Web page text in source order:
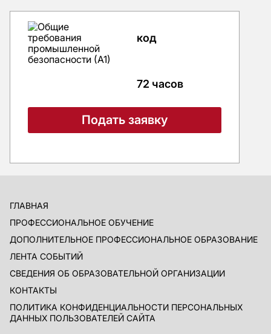
код
72 часов
Подать заявку
ГЛАВНАЯ
ПРОФЕССИОНАЛЬНОЕ ОБУЧЕНИЕ
ДОПОЛНИТЕЛЬНОЕ ПРОФЕССИОНАЛЬНОЕ ОБРАЗОВАНИЕ
ЛЕНТА СОБЫТИЙ
СВЕДЕНИЯ ОБ ОБРАЗОВАТЕЛЬНОЙ ОРГАНИЗАЦИИ
КОНТАКТЫ
ПОЛИТИКА КОНФИДЕНЦИАЛЬНОСТИ ПЕРСОНАЛЬНЫХ
ДАННЫХ ПОЛЬЗОВАТЕЛЕЙ САЙТА